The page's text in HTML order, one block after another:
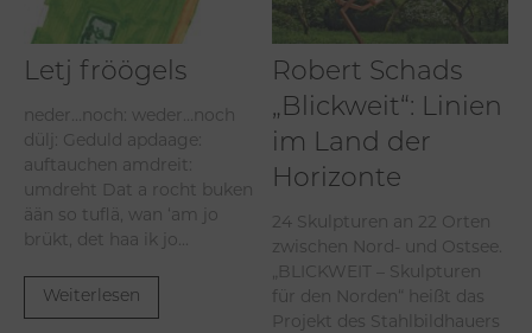
Letj fröögels
neder…noch: weder…noch
dülj: Geduld apdaage:
auftauchen amdreit:
umdreht Dat a rocht buken
ään so tuflä, wan ‘am jo
brükt, det haa ik jo...
Weiterlesen
Robert Schads
„Blickweit“: Linien
im Land der
Horizonte
24 Skulpturen an 22 Orten
zwischen Nord- und Ostsee.
„BLICKWEIT – Skulpturen
für den Norden“ heißt das
Projekt des Stahlbildhauers